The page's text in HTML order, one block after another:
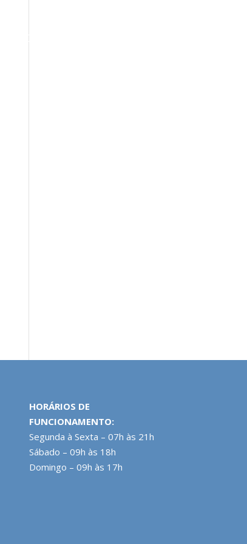
CONTATO
HORÁRIOS DE
FUNCIONAMENTO:
Segunda à Sexta – 07h às 21h
Sábado – 09h às 18h
Domingo – 09h às 17h